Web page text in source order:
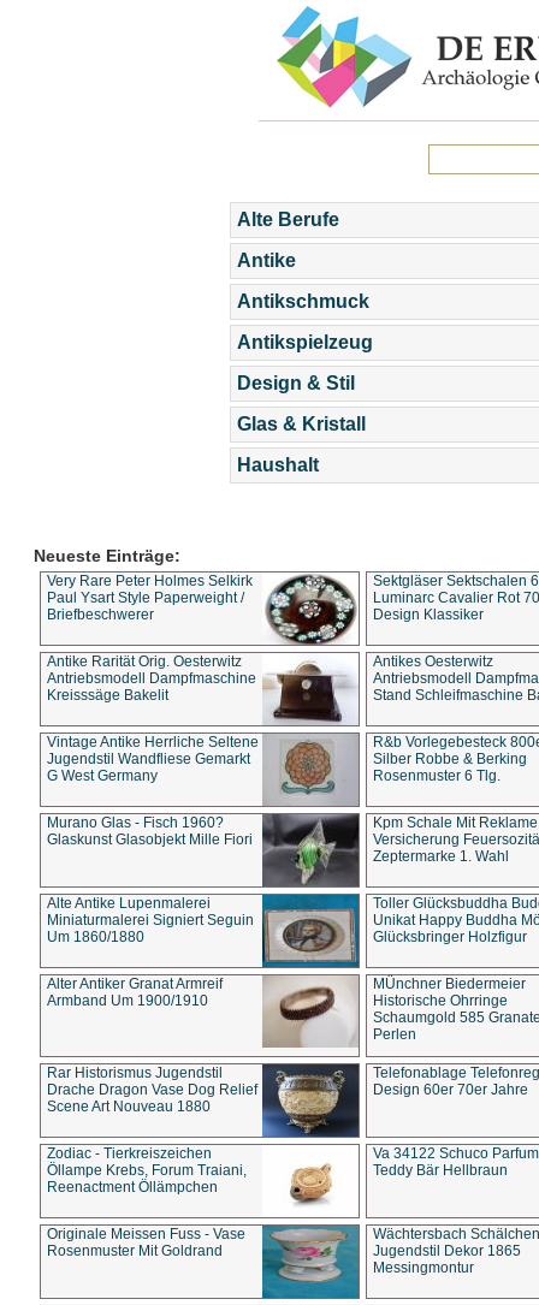
Alte Berufe
Antike
Antikschmuck
Antikspielzeug
Design & Stil
Glas & Kristall
Haushalt
Neueste Einträge:
Very Rare Peter Holmes Selkirk
Paul Ysart Style Paperweight /
Briefbeschwerer
Sektgläser Sektschalen
Luminarc Cavalier Rot
Design Klassiker
Antike Rarität Orig. Oesterwitz
Antriebsmodell Dampfmaschine
Kreisssäge Bakelit
Antikes Oesterwitz
Antriebsmodell
Stand Schleifmaschine
Vintage Antike Herrliche Seltene
Jugendstil Wandfliese Gemarkt
G West Germany
R&b Vorlegebesteck
Silber Robbe & Berking
Rosenmuster 6 Tlg.
Murano Glas - Fisch 1960?
Glaskunst Glasobjekt Mille Fiori
Kpm Schale Mit Reklame
Versicherung
Zeptermarke 1. Wahl
Alte Antike Lupenmalerei
Miniaturmalerei Signiert Seguin
Um 1860/1880
Toller Glücksbuddha
Unikat Happy Buddha
Glücksbringer Holzfigur
Alter Antiker Granat Armreif
Armband Um 1900/1910
MÜnchner Biedermeier
Historische Ohrringe
Schaumgold 585
Perlen
Rar Historismus Jugendstil
Drache Dragon Vase Dog Relief
Scene Art Nouveau 1880
Telefonablage
Design 60er 70er Jahre
Zodiac - Tierkreiszeichen
Öllampe Krebs, Forum Traiani,
Reenactment Öllämpchen
Va 34122 Schuco
Teddy Bär Hellbraun
Originale Meissen Fuss - Vase
Rosenmuster Mit Goldrand
Wächtersbach Schälchen
Jugendstil Dekor 1865
Messingmontur